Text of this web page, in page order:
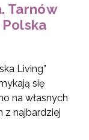
Tarnów
Polska
Living”
się
na własnych
z najbardziej